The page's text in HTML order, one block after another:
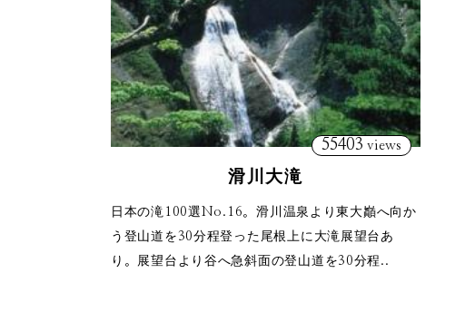
55403 views
滑川大滝
日本の滝100選No.16。滑川温泉より東大巓へ向か
う登山道を30分程登った尾根上に大滝展望台あ
り。展望台より谷へ急斜面の登山道を30分程..